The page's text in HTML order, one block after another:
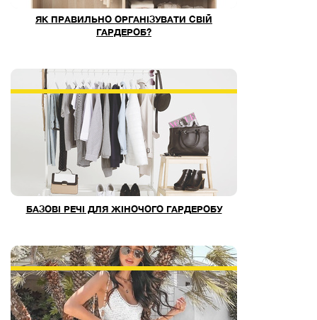
ЯК ПРАВИЛЬНО ОРГАНІЗУВАТИ СВІЙ
ГАРДЕРОБ?
БАЗОВІ РЕЧІ ДЛЯ ЖІНОЧОГО ГАРДЕРОБУ